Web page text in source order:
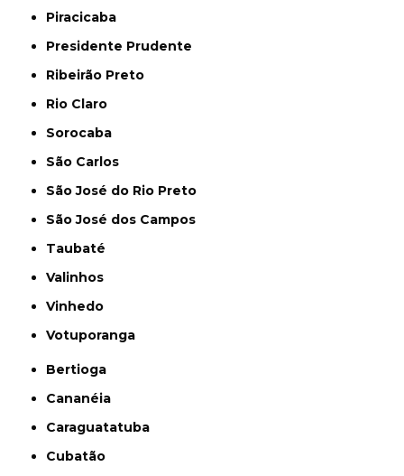
Piracicaba
Presidente Prudente
Ribeirão Preto
Rio Claro
Sorocaba
São Carlos
São José do Rio Preto
São José dos Campos
Taubaté
Valinhos
Vinhedo
Votuporanga
Bertioga
Cananéia
Caraguatatuba
Cubatão